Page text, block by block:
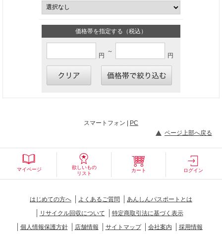
価格帯を指定する（税込）
円
～
円
スマートフォン | PC
ページ上部へ戻る
マイページ
欲しいもの
リスト
カート ログイン
はじめての方へ よくあるご質問
あんしんパスポートとは
リサイクル回収について
特定商取引法に基づく表示
個人情報保護方針
店舗情報 サイトマップ 会社案内 採用情報